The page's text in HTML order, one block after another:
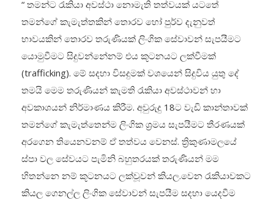
“ තමන්ට රැකියා අවස්ථා නොමැති තත්වයක් යටතේ
තමන්ගේ කැමැත්තකින් තොරව හෝ පුර්ව දැනුවත්
භාවයකින් තොරව තරුණියක් ලිංගික සේවාවන් සැපයීමට
යොමුවීමට සිදුවන්නේනම් එය කූටනයට ලක්වීමක්
(trafficking). මේ සදහා විසදුමක් වශයෙන් සිදුවිය යුතු දේ
තමයි මෙම තරුණියන් කැමති රැකියා අවස්ථාවන් හා
අවකාශයන් නිර්මාණය කිරීම. අවුරුදු 18ට වැඩි කාන්තාවක්
තමන්ගේ කැමැත්තෙන්ම ලිංගික ශ්‍රමය සැපයීමට තීරණයක්
අරගෙන තියෙනවනම් ඒ තත්වය වෙනස්. ත්‍රිකුණාමලයේ
ස්පා වල සේවයට පැමිනි බහුතරයක් තරුණියන් මම
හිතන්නෙ නම් කූටනයට ලක්වූවන් කියල.වෙන රැකියාවකට
කියල ගෙනල්ල ලිංගික සේවාවන් සැපයීම සදහා යෙදවීම